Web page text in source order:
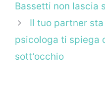
Bassetti non lascia
Il tuo partner
psicologa ti spiega
sott’occhio